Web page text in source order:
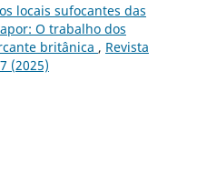
locais sufocantes das
O trabalho dos
britânica , Revista
(2025)